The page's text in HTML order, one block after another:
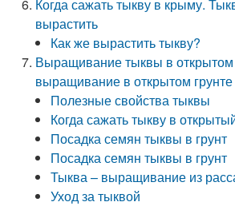
Когда сажать тыкву в крыму.
вырастить
Как же вырастить тыкву?
Выращивание тыквы в открытом
выращивание в открытом грунте
Полезные свойства тыквы
Когда сажать тыкву в
Посадка семян тыквы в грунт
Посадка семян тыквы в грунт
Тыква – выращивание из
Уход за тыквой